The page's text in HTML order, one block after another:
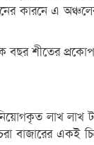
কারনে এ
বছর শীতের
লাখ
একই চিত্র